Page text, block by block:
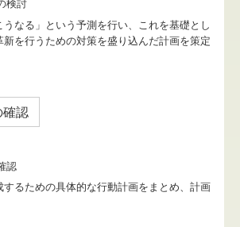
うなる」という予測を行い、これを基礎とし
を行うための対策を盛り込んだ計画を策定
確認
するための具体的な行動計画をまとめ、計画